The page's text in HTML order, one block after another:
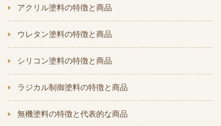
アクリル塗料の特徴と商品
ウレタン塗料の特徴と商品
シリコン塗料の特徴と商品
ラジカル制御塗料の特徴と商品
無機塗料の特徴と代表的な商品